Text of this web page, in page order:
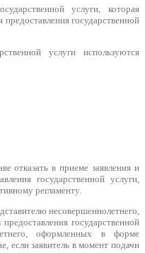
услуги, которая
предоставления государственной
услуги используются
отказать в приеме заявления и
государственной услуги,
регламенту.
несовершеннолетнего,
государственной
оформленных в форме
если заявитель в момент подачи